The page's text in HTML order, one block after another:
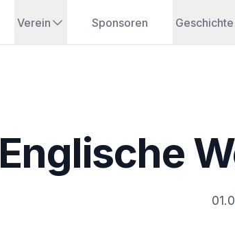
Verein Sponsoren Geschichte
Englische